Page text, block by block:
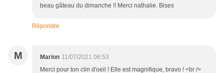
beau gâteau du dimanche !! Merci nathalie. Bises
Répondre
M Marion 11/07/2021 06:53
Merci pour ton clin d'oeil ! Elle est magnifique, bravo ! <br />